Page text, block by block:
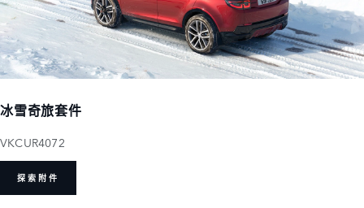
冰雪奇旅套件
VKCUR4072
探索附件